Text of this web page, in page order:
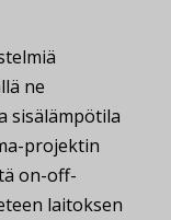
ne
sisälämpötila
projektin
on-off-
laitoksen